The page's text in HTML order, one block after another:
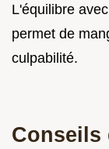
L'équilibre
permet de
culpabilité.
Conseils